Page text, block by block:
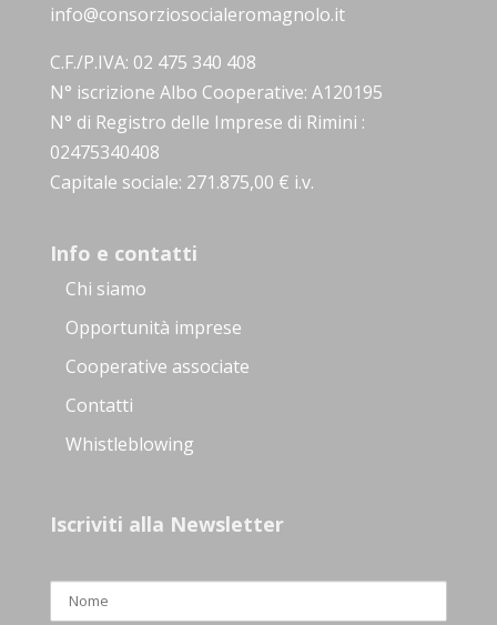
info@consorziosocialeromagnolo.it
C.F./P.IVA: 02 475 340 408
N° iscrizione Albo Cooperative: A120195
N° di Registro delle Imprese di Rimini :
02475340408
Capitale sociale: 271.875,00 € i.v.
Info e contatti
Chi siamo
Opportunità imprese
Cooperative associate
Contatti
Whistleblowing
Iscriviti alla Newsletter